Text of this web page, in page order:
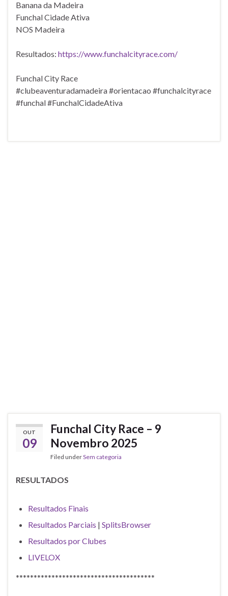
Banana da Madeira
Funchal Cidade Ativa
NOS Madeira
Resultados: https://www.funchalcityrace.com/
Funchal City Race
#clubeaventuradamadeira #orientacao #funchalcityrace
#funchal #FunchalCidadeAtiva
OUT
09
Funchal City Race – 9
Novembro 2025
Filed underSem categoria
RESULTADOS
Resultados Finais
Resultados Parciais | SplitsBrowser
Resultados por Clubes
LIVELOX
***************************************